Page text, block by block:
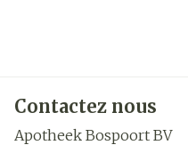
Contactez nous
Apotheek Bospoort BV